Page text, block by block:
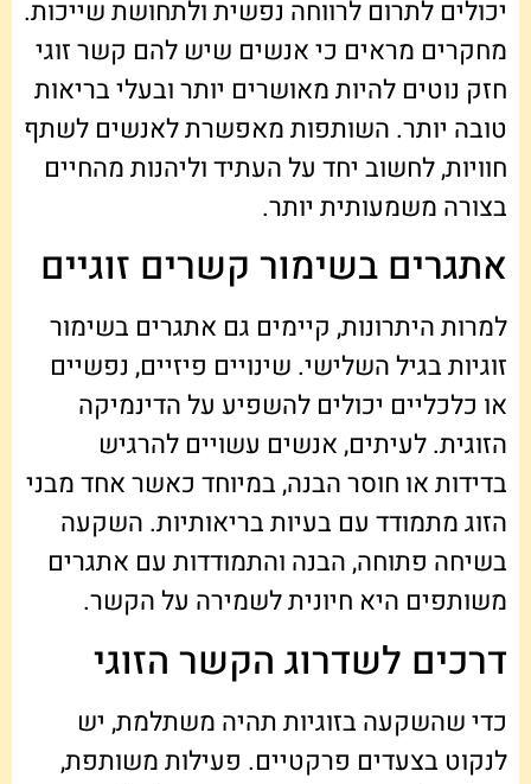
יכולים לתרום לרווחה נפשית ולתחושת שייכות.
מחקרים מראים כי אנשים שיש להם קשר זוגי
חזק נוטים להיות מאושרים יותר ובעלי בריאות
טובה יותר. השותפות מאפשרת לאנשים לשתף
חוויות, לחשוב יחד על העתיד וליהנות מהחיים
בצורה משמעותית יותר.
אתגרים בשימור קשרים זוגיים
למרות היתרונות, קיימים גם אתגרים בשימור
זוגיות בגיל השלישי. שינויים פיזיים, נפשיים
או כלכליים יכולים להשפיע על הדינמיקה
הזוגית. לעיתים, אנשים עשויים להרגיש
בדידות או חוסר הבנה, במיוחד כאשר אחד מבני
הזוג מתמודד עם בעיות בריאותיות. השקעה
בשיחה פתוחה, הבנה והתמודדות עם אתגרים
משותפים היא חיונית לשמירה על הקשר.
דרכים לשדרוג הקשר הזוגי
כדי שהשקעה בזוגיות תהיה משתלמת, יש
לנקוט בצעדים פרקטיים. פעילות משותפת,